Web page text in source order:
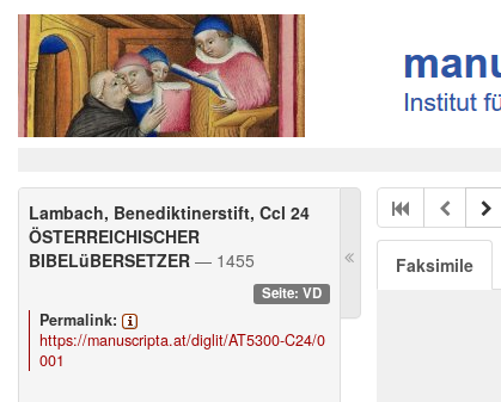
Lambach, Benediktinerstift, Ccl 24
ÖSTERREICHISCHER
BIBELüBERSETZER — 1455
Seite: VD
Permalink:
https://manuscripta.at/diglit/AT5300-C24/0
001
Faksimile